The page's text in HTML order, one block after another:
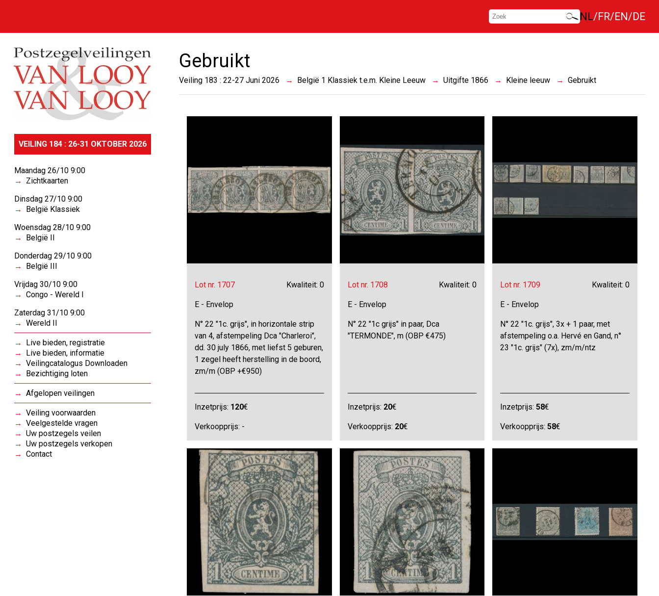
NL FR EN DE
VEILING 184 : 26-31 OKTOBER 2026
Maandag 26/10 9:00
Zichtkaarten
Dinsdag 27/10 9:00
België Klassiek
Woensdag 28/10 9:00
België II
Donderdag 29/10 9:00
België III
Vrijdag 30/10 9:00
Congo - Wereld I
Zaterdag 31/10 9:00
Wereld II
Live bieden, registratie
Live bieden, informatie
Veilingcatalogus Downloaden
Bezichtiging loten
Afgelopen veilingen
Veiling voorwaarden
Veelgestelde vragen
Uw postzegels veilen
Uw postzegels verkopen
Contact
Gebruikt
Veiling 183 : 22-27 Juni 2026 België 1 Klassiek t.e.m. Kleine Leeuw Uitgifte 1866 Kleine leeuw Gebruikt
Lot nr. 1707 Kwaliteit: 0
E - Envelop
N° 22 "1c. grijs", in horizontale strip
van 4, afstempeling Dca "Charleroi",
dd. 30 july 1866, met liefst 5 geburen,
1 zegel heeft herstelling in de boord,
zm/m (OBP +€950)
Inzetprijs: 120€
Verkoopprijs: -
Lot nr. 1708 Kwaliteit: 0
E - Envelop
N° 22 "1c grijs" in paar, Dca
"TERMONDE", m (OBP €475)
Inzetprijs: 20€
Verkoopprijs: 20€
Lot nr. 1709 Kwaliteit: 0
E - Envelop
N° 22 "1c. grijs", 3x + 1 paar, met
afstempeling o.a. Hervé en Gand, n°
23 "1c. grijs" (7x), zm/m/ntz
Inzetprijs:58€
Verkoopprijs:58€